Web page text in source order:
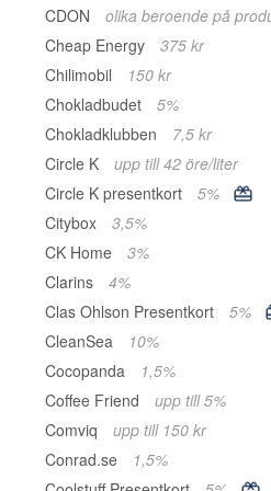
CDON
olika beroende på
Cheap Energy
375 kr
Chilimobil
150 kr
Chokladbudet
5%
Chokladklubben
7,5 kr
Circle K
upp till 42 öre/liter
Circle K presentkort
5%
Citybox
3,5%
CK Home
3%
Clarins
4%
Clas Ohlson Presentkort
5%
CleanSea
10%
Cocopanda
1,5%
Coffee Friend
upp till 5%
Comviq
upp till 150 kr
Conrad.se
1,5%